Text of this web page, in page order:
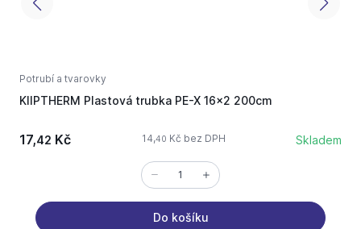
Potrubí a tvarovky
KIIPTHERM Plastová trubka PE-X 16x2 200cm
17,42 Kč 14,40 Kč bez DPH Skladem
Do košíku